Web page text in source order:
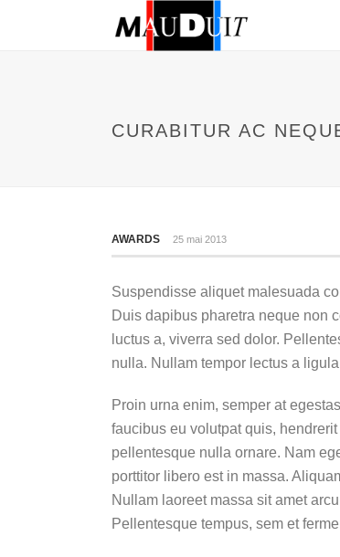
CURABITUR AC
AWARDS 25 mai 2013
Suspendisse aliquet malesuada
Duis dapibus pharetra neque non
luctus a, viverra sed dolor.
nulla. Nullam tempor lectus a
Proin urna enim, semper at
faucibus eu volutpat quis,
pellentesque nulla ornare. Nam
porttitor libero est in massa.
Nullam laoreet massa sit amet
Pellentesque tempus, sem et